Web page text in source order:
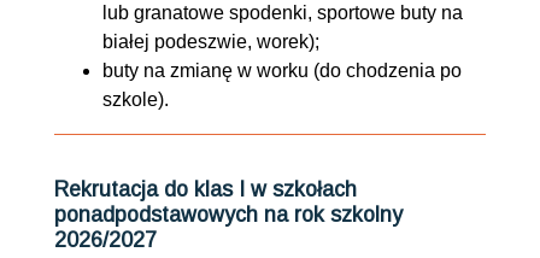
lub granatowe spodenki, sportowe buty na
białej podeszwie, worek);
buty na zmianę w worku (do chodzenia po
szkole).
Rekrutacja do klas I w szkołach
ponadpodstawowych na rok szkolny
2026/2027